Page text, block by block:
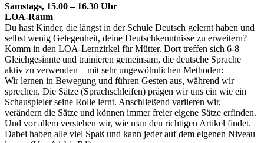
Samstags, 15.00 – 16.30 Uhr
LOA-Raum
Du hast Kinder, die längst in der Schule Deutsch gelernt haben und
selbst wenig Gelegenheit, deine Deutschkenntnisse zu erweitern?
Komm in den LOA-Lernzirkel für Mütter. Dort treffen sich 6-8
Gleichgesinnte und trainieren gemeinsam, die deutsche Sprache
aktiv zu verwenden – mit sehr ungewöhnlichen Methoden:
Wir lernen in Bewegung und führen Gesten aus, während wir
sprechen. Die Sätze (Sprachschleifen) prägen wir uns ein wie ein
Schauspieler seine Rolle lernt. Anschließend variieren wir,
verändern die Sätze und können immer freier eigene Sätze erfinden.
Und vor allem verstehen wir, wie man den richtigen Artikel findet.
Dabei haben alle viel Spaß und kann jeder auf dem eigenen Niveau